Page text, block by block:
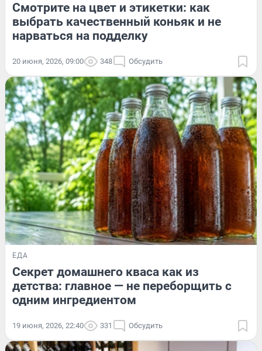
Смотрите на цвет и этикетки: как
выбрать качественный коньяк и не
нарваться на подделку
20 июня, 2026, 09:00 348 Обсудить
ЕДА
Секрет домашнего кваса как из
детства: главное — не переборщить с
одним ингредиентом
19 июня, 2026, 22:40 331 Обсудить